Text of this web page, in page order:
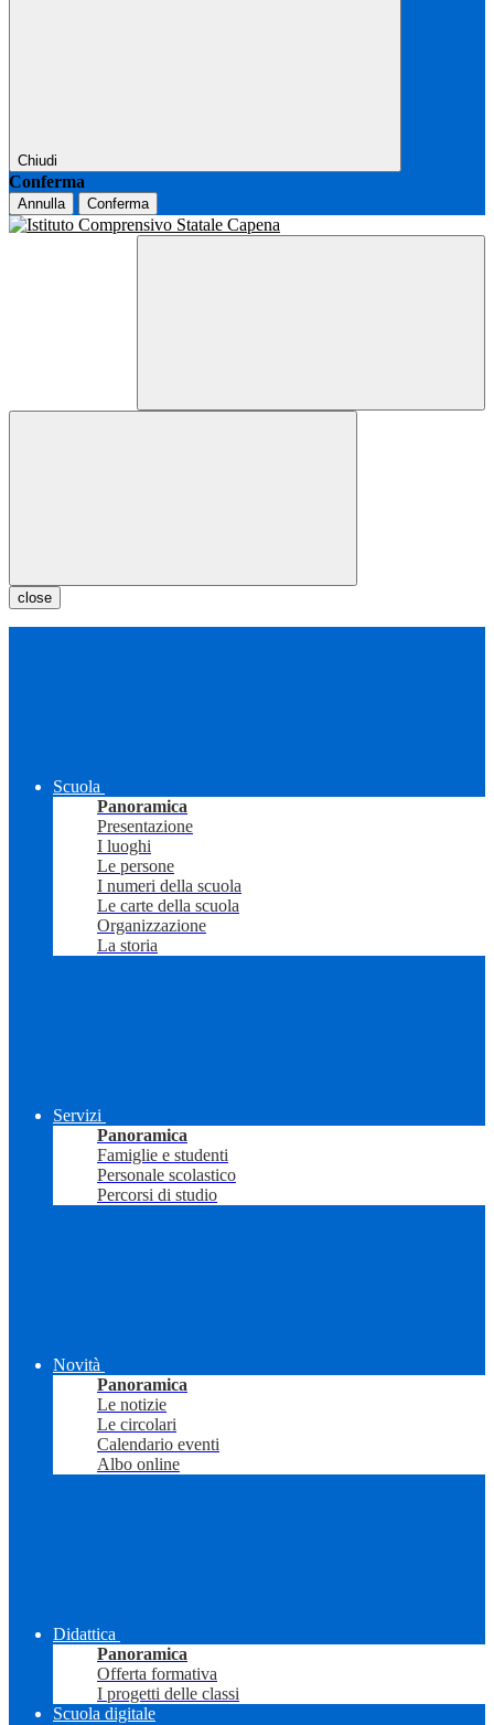
Chiudi
Conferma
Annulla Conferma
close
Scuola
Panoramica
Presentazione
I luoghi
Le persone
I numeri della scuola
Le carte della scuola
Organizzazione
La storia
Servizi
Panoramica
Famiglie e studenti
Personale scolastico
Percorsi di studio
Novità
Panoramica
Le notizie
Le circolari
Calendario eventi
Albo online
Didattica
Panoramica
Offerta formativa
I progetti delle classi
Scuola digitale